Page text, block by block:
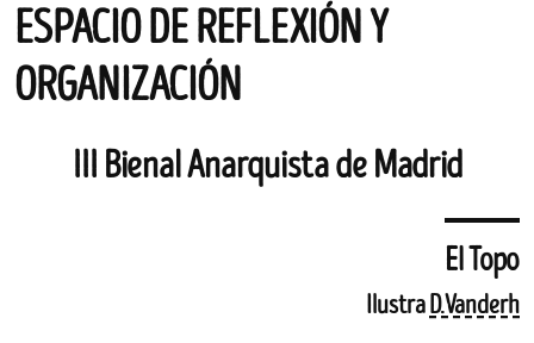
ESPACIO DE REFLEXIÓN Y
ORGANIZACIÓN
III Bienal Anarquista de Madrid
El Topo
IlustraD.Vanderh